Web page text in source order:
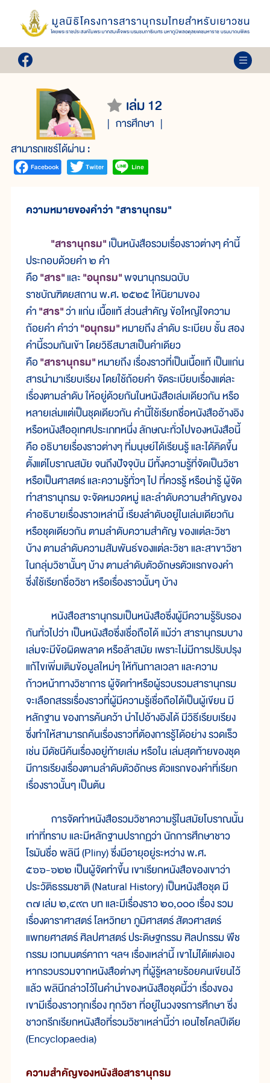
เล่ม 12
การศึกษา
สามารถแชร์ได้ผ่าน :
ความหมายของคำว่า "สารานุกรม"
"สารานุกรม"เป็นหนังสือรวมเรื่องราวต่างๆ คำนี้
ประกอบด้วยคำ ๒ คำ
คือ"สาร"และ"อนุกรม"พจนานุกรมฉบับ
ราชบัณฑิตยสถาน พ.ศ. ๒๕๒๕ ให้นิยามของ
คำ"สาร"ว่า แก่น เนื้อแท้ ส่วนสำคัญ ข้อใหญ่ใจความ
ถ้อยคำ คำว่า"อนุกรม"หมายถึง ลำดับ ระเบียบ ชั้น สอง
คำนี้รวมกันเข้า โดยวิธีสมาสเป็นคำเดียว
คือ"สารานุกรม"หมายถึง เรื่องราวที่เป็นเนื้อแท้ เป็นแก่น
สารนำมาเรียบเรียง โดยใช้ถ้อยคำ จัดระเบียบเรื่องแต่ละ
เรื่องตามลำดับ ให้อยู่ด้วยกันในหนังสือเล่มเดียวกัน หรือ
หลายเล่มแต่เป็นชุดเดียวกัน คำนี้ใช้เรียกชื่อหนังสืออ้างอิง
หรือหนังสืออุเทศประเภทหนึ่ง ลักษณะทั่วไปของหนังสือนี้
คือ อธิบายเรื่องราวต่างๆ ที่มนุษย์ได้เรียนรู้ และได้คิดขึ้น
ตั้งแต่โบราณสมัย จนถึงปัจจุบัน มีทั้งความรู้ที่จัดเป็นวิชา
หรือเป็นศาสตร์ และความรู้ทั่วๆ ไป ที่ควรรู้ หรือน่ารู้ ผู้จัด
ทำสารานุกรม จะจัดหมวดหมู่ และลำดับความสำคัญของ
คำอธิบายเรื่องราวเหล่านี้ เรียงลำดับอยู่ในเล่มเดียวกัน
หรือชุดเดียวกัน ตามลำดับความสำคัญ ของแต่ละวิชา
บ้าง ตามลำดับความสัมพันธ์ของแต่ละวิชา และสาขาวิชา
ในกลุ่มวิชานั้นๆ บ้าง ตามลำดับตัวอักษรตัวแรกของคำ
ซึ่งใช้เรียกชื่อวิชา หรือเรื่องราวนั้นๆ บ้าง
หนังสือสารานุกรมเป็นหนังสือซึ่งผู้มีความรู้รับรอง
กันทั่วไปว่า เป็นหนังสือซึ่งเชื่อถือได้ แม้ว่า สารานุกรมบาง
เล่มจะมีข้อผิดพลาด หรือล้าสมัย เพราะไม่มีการปรับปรุง
แก้ไขเพิ่มเติมข้อมูลใหม่ๆ ให้ทันกาลเวลา และความ
ก้าวหน้าทางวิชาการ ผู้จัดทำหรือผู้รวบรวมสารานุกรม
จะเลือกสรรเรื่องราวที่ผู้มีความรู้เชื่อถือได้เป็นผู้เขียน มี
หลักฐาน ของการค้นคว้า นำไปอ้างอิงได้ มีวิธีเรียบเรียง
ซึ่งทำให้สามารถค้นเรื่องราวที่ต้องการรู้ได้อย่าง รวดเร็ว
เช่น มีดัชนีค้นเรื่องอยู่ท้ายเล่ม หรือใน เล่มสุดท้ายของชุด
มีการเรียงเรื่องตามลำดับตัวอักษร ตัวแรกของคำที่เรียก
เรื่องราวนั้นๆ เป็นต้น
การจัดทำหนังสือรวมวิชาความรู้ในสมัยโบราณนั้น
เท่าที่ทราบ และมีหลักฐานปรากฏว่า นักการศึกษาชาว
โรมันชื่อ พลินี (Pliny) ซึ่งมีอายุอยู่ระหว่าง พ.ศ.
๕๖๖-๖๒๒ เป็นผู้จัดทำขึ้น เขาเรียกหนังสือของเขาว่า
ประวัติธรรมชาติ (Natural History) เป็นหนังสือชุด มี
๓๗ เล่ม ๒,๔๙๓ บท และมีเรื่องราว ๒๐,๐๐๐ เรื่อง รวม
เรื่องดาราศาสตร์ โลหวิทยา ภูมิศาสตร์ สัตวศาสตร์
แพทยศาสตร์ ศิลปศาสตร์ ประดิษฐกรรม ศิลปกรรม พืช
กรรม เวทมนตร์คาถา ฯลฯ เรื่องเหล่านี้ เขาไม่ได้แต่งเอง
หากรวบรวมจากหนังสือต่างๆ ที่ผู้รู้หลายร้อยคนเขียนไว้
แล้ว พลินีกล่าวไว้ในคำนำของหนังสือชุดนี้ว่า เรื่องของ
เขามีเรื่องราวทุกเรื่อง ทุกวิชา ที่อยู่ในวงจรการศึกษา ซึ่ง
ชาวกรีกเรียกหนังสือที่รวมวิชาเหล่านี้ว่า เอนไซโคลปีเดีย
(Encyclopaedia)
ความสำคัญของหนังสือสารานุกรม